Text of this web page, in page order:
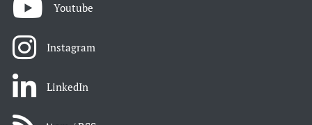
Youtube
Instagram
LinkedIn